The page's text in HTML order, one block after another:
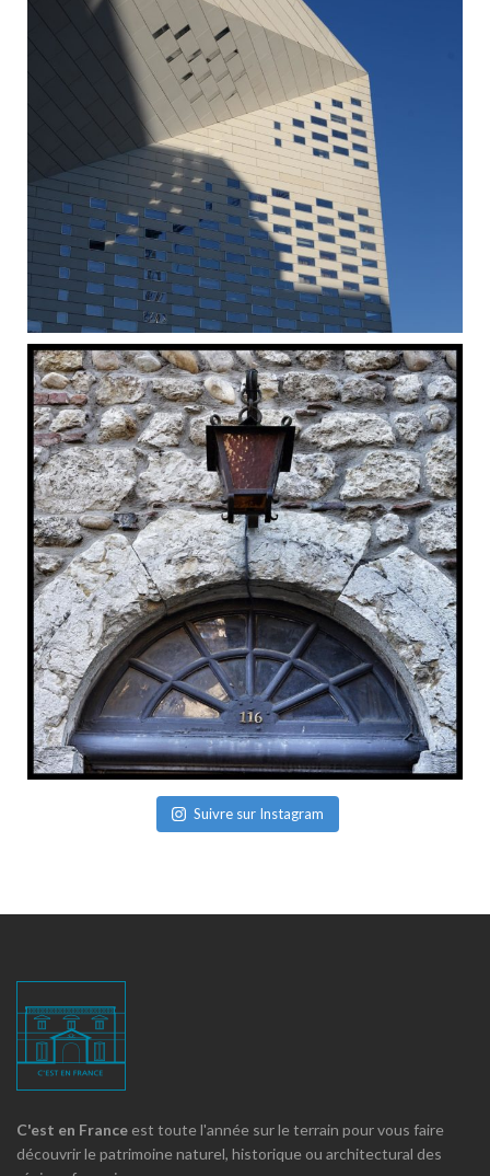
Suivre sur Instagram
C'est en France est toute l'année sur le terrain pour vous faire
découvrir le patrimoine naturel, historique ou architectural des